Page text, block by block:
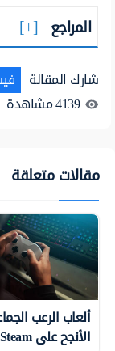
المراجع
شارك المقالة
4139مشاهدة
مقالات متعلقة
ألعاب الرعب
الأنجح على Steam